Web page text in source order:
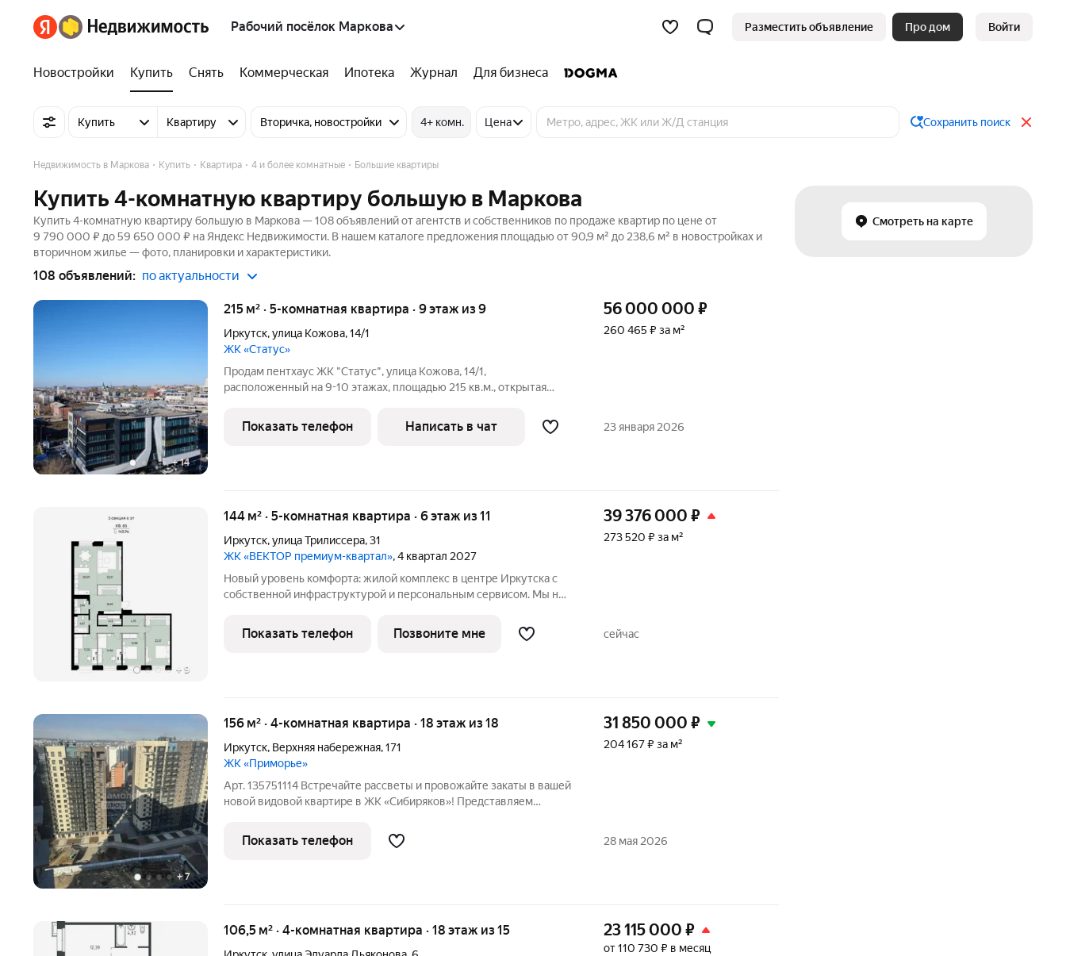
Рабочий посёлок Маркова Разместить объявление Про дом Войти
Новостройки Купить Снять Коммерческая Ипотека Журнал Для бизнеса
Купить Квартиру Вторичка, новостройки 4+ комн. Цена Сохранить поиск
Смотреть на карте
Недвижимость в Маркова Купить Квартира 4 и более комнатные Большие квартиры
Купить 4-комнатную квартиру большую в Маркова
Купить 4-комнатную квартиру большую в Маркова — 108 объявлений от агентств и собственников по продаже квартир по цене от
9 790 000 ₽ до 59 650 000 ₽ на Яндекс Недвижимости. В нашем каталоге предложения площадью от 90,9 м² до 238,6 м² в новостройках и
вторичном жилье — фото, планировки и характеристики.
108 объявлений: по актуальности
+14
215 м² · 5-комнатная квартира · 9 этаж из 9
Иркутск,улица Кожова,14/1
ЖК «Статус»
Продам пентхаус ЖК "Статус", улица Кожова, 14/1,
расположенный на 9-10 этажах, площадью 215 кв.м., открытая
выполнен частично ремонт, установлены панорамные окна
Schuco (перепланировка
56 000 000 ₽
260 465 ₽ за м²
Показать телефон Написать в чат 23 января 2026
+ 9
144 м² · 5-комнатная квартира · 6 этаж из 11
Иркутск,улица Трилиссера,31
ЖК «ВЕКТОР премиум-квартал», 4 квартал 2027
Новый уровень комфорта: жилой комплекс в центре Иркутска с
собственной инфраструктурой и персональным сервисом. Мы не
приватное частное пространство комфортно граничит с
продуманной
39 376 000 ₽
273 520 ₽ за м²
Показать телефон Позвоните мне сейчас
+7
156 м² · 4-комнатная квартира · 18 этаж из 18
Иркутск, Верхняя набережная,171
ЖК «Приморье»
Арт. 135751114 Встречайте рассветы и провожайте закаты в вашей
новой видовой квартире в ЖК «Сибиряков»! Представляем
каждый день будет начинаться и заканчиваться под впечатлением
от захватывающих
31 850 000 ₽
204 167 ₽ за м²
Показать телефон 28 мая 2026
106,5 м² · 4-комнатная квартира · 18 этаж из 15 23 115 000 ₽
от 110 730 ₽ в месяц